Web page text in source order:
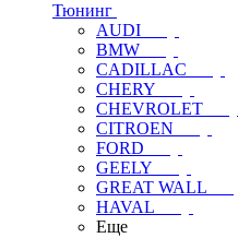
Тюнинг
AUDI
BMW
CADILLAC
CHERY
CHEVROLET
CITROEN
FORD
GEELY
GREAT WALL
HAVAL
Еще